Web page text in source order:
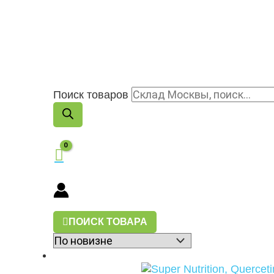
Поиск товаров
ПОИСК ТОВАРА